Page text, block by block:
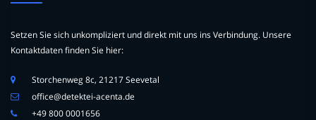
Setzen Sie sich unkompliziert und direkt mit uns ins Verbindung. Unsere
Kontaktdaten finden Sie hier:
Storchenweg 8c, 21217 Seevetal
office@detektei-acenta.de
+49 800 0001656